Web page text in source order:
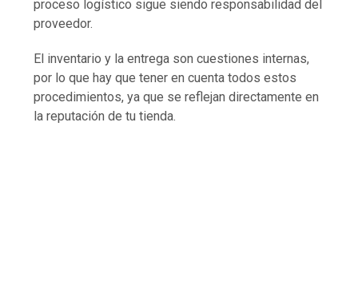
proceso logístico sigue siendo responsabilidad del
proveedor.
El inventario y la entrega son cuestiones internas,
por lo que hay que tener en cuenta todos estos
procedimientos, ya que se reflejan directamente en
la reputación de tu tienda.